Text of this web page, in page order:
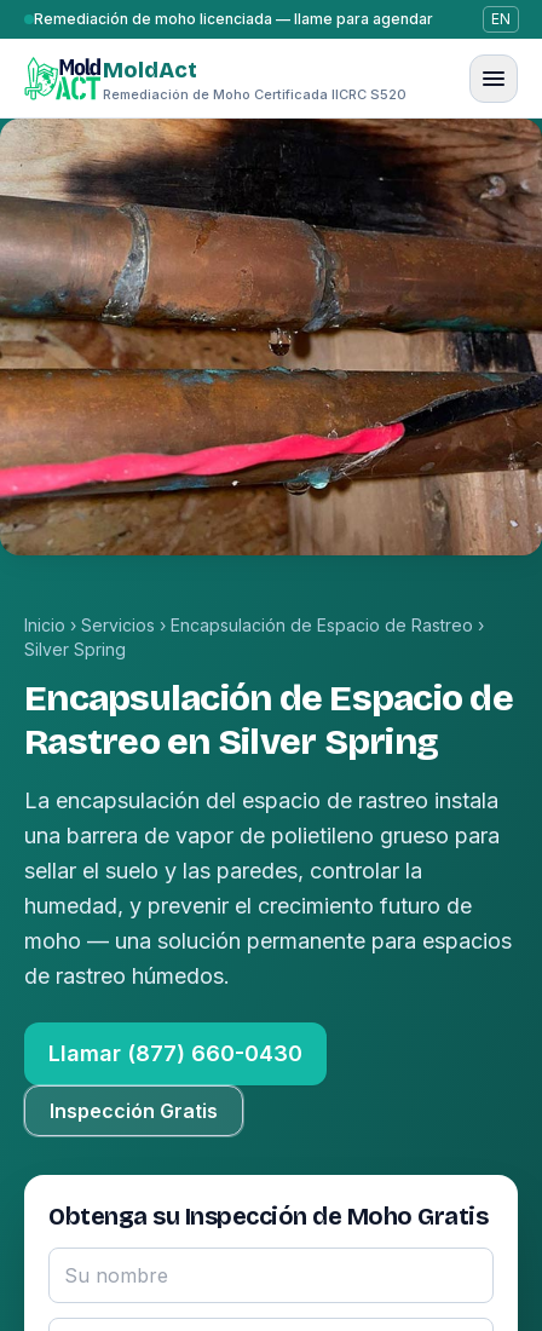
Saltar al contenido
Remediación de moho licenciada — llame para agendar EN
MoldAct
Remediación de Moho Certificada IICRC S520
Inicio › Servicios › Encapsulación de Espacio de Rastreo ›
Silver Spring
Encapsulación de Espacio de
Rastreo en Silver Spring
La encapsulación del espacio de rastreo instala
una barrera de vapor de polietileno grueso para
sellar el suelo y las paredes, controlar la
humedad, y prevenir el crecimiento futuro de
moho — una solución permanente para espacios
de rastreo húmedos.
Llamar (877) 660-0430
Inspección Gratis
Obtenga su Inspección de Moho Gratis